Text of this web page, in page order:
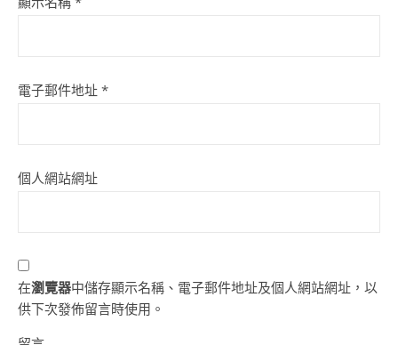
電子郵件地址 *
個人網站網址
在瀏覽器中儲存顯示名稱、電子郵件地址及個人網站網址，以
供下次發佈留言時使用。